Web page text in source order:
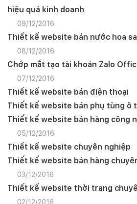
hiệu quả kinh doanh
09/12/2016
Thiết kế website bán nước hoa
08/12/2016
Chớp mắt tạo tài khoản Zalo
07/12/2016
Thiết kế website bán điện thoại
Thiết kế website bán phụ tùng ô
Thiết kế website bán hàng công
05/12/2016
Thiết kế website chuyên nghiệp
Thiết kế website bán hàng
03/12/2016
Thiết kế website thời trang
02/12/2016